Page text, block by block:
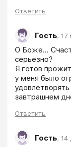
Ответить
Гость, 17
О Боже...
серьезно?
Я готов
у меня было
завтрашнем
Ответить
Гость, 14